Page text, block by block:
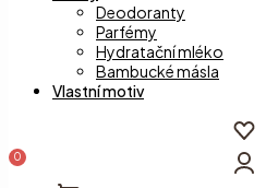
Deodoranty
Parfémy
Hydratační mléko
Bambucké másla
Vlastní motiv